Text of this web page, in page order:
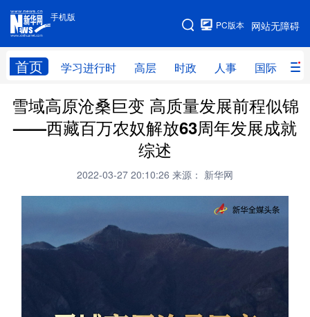
手机版
网站无障碍
PC版本
首页 学习进行时 高层 时政 人事 国际 财
手机版
网站地图
学习进行时 高层 时政 人事
国际 财经 网评 港澳
访谈 图片 政务
雪域高原沧桑巨变 高质量发展前程似锦
——西藏百万农奴解放63周年发展成就
综述
2022-03-27 20:10:26 来源： 新华网